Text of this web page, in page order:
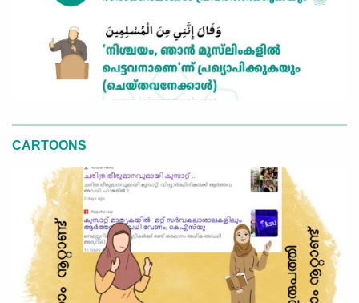
CARTOONS